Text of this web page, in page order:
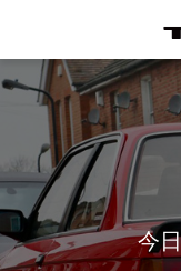
今
ホーム
在庫車
会社概要